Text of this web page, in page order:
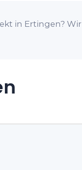
in Ertingen? Wir